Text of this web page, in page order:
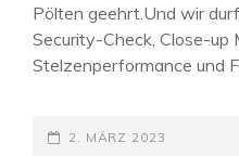
Pölten geehrt.Und wir
Security-Check, Close-up
Stelzenperformance und
POSTED-
2. MÄRZ 2023